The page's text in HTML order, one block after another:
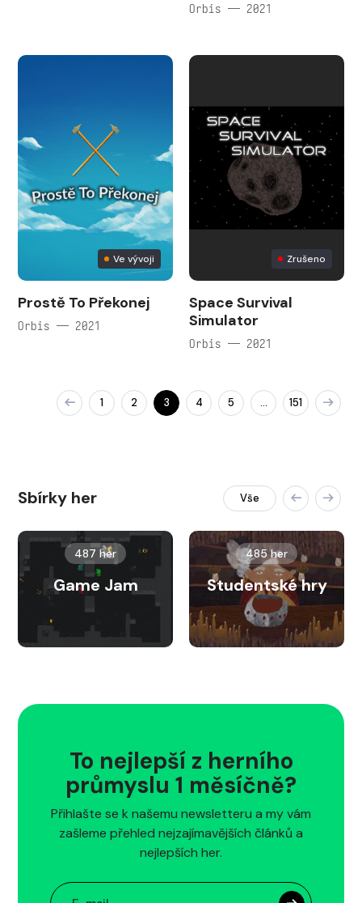
Orbis — 2021
Ve vývoji
Prostě To Překonej
Orbis — 2021
Zrušeno
Space Survival
Simulator
Orbis — 2021
1 2 3 4 5 … 151
Sbírky her Vše
487 her
Game Jam
485 her
Studentské hry
To nejlepší z herního
průmyslu 1 měsíčně?
Přihlašte se k našemu newsletteru a my vám
zašleme přehled nejzajímavějších článků a
nejlepších her.